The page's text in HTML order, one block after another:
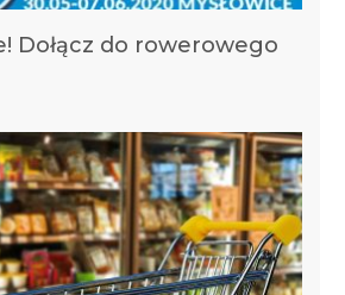
Dołącz do rowerowego